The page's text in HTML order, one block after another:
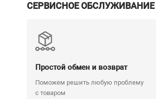
СЕРВИСНОЕ ОБСЛУЖИВАНИЕ
Простой обмен и возврат
Поможем решить любую проблему
с товаром